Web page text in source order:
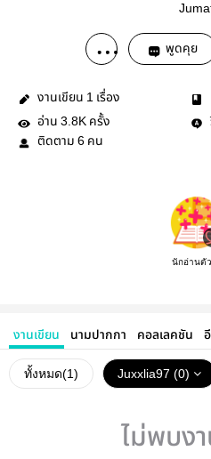
พูดคุย
งานเขียน 1 เรื่อง
อ่าน 3.8K ครั้ง
ติดตาม 6 คน
นักอ่านตั
งานเขียน นามปากกา คอลเลคชัน
ทั้งหมด(1) Juxxlia97 (0)
ไม่พบง